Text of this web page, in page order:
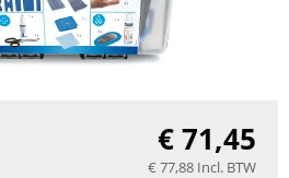
€71,45
€ 77,88 Incl. BTW